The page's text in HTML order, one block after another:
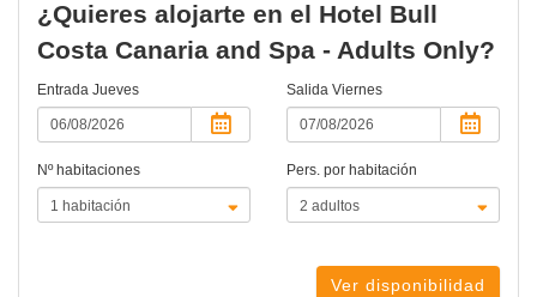
¿Quieres alojarte en el Hotel Bull
Costa Canaria and Spa - Adults Only?
Entrada Jueves Salida Viernes
Nº habitaciones Pers. por habitación
Ver disponibilidad